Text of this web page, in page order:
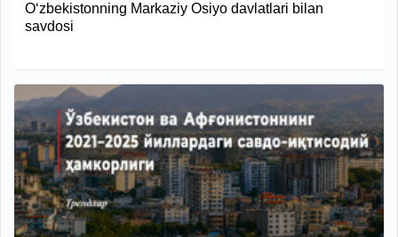
O‘zbekistonning Markaziy Osiyo davlatlari bilan
savdosi